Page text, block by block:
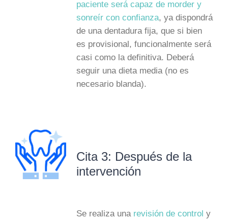
paciente será capaz de morder y
sonreír con confianza, ya dispondrá
de una dentadura fija, que si bien
es provisional, funcionalmente será
casi como la definitiva. Deberá
seguir una dieta media (no es
necesario blanda).
Cita 3: Después de la
intervención
Se realiza una revisión de control y